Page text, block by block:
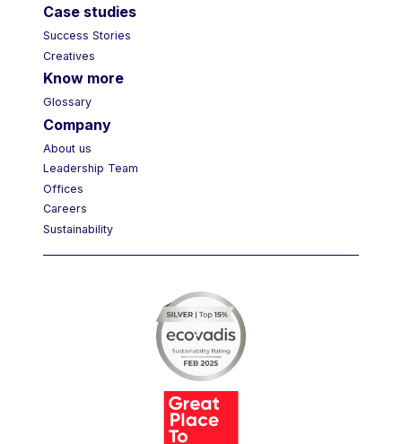
Case studies
Success Stories
Creatives
Know more
Glossary
Company
About us
Leadership Team
Offices
Careers
Sustainability